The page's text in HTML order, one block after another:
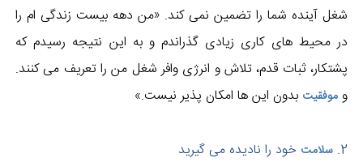
شغل آینده شما را تضمین نمی کند. «من دهه بیست زندگی ام را
در محیط های کاری زیادی گذراندم و به این نتیجه رسیدم که
پشتکار، ثبات قدم، تلاش و انرژی وافر شغل من را تعریف می کنند.
و موفقیت بدون این ها امکان پذیر نیست.»
2. سلامت خود را نادیده می گیرید